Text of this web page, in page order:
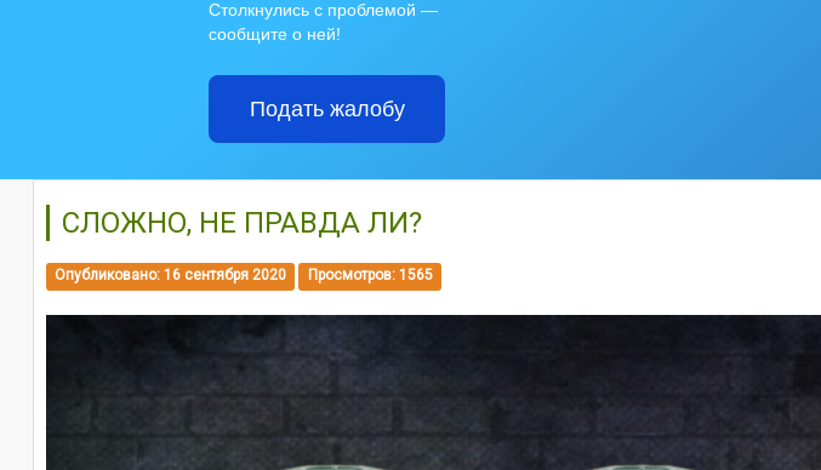
Столкнулись с проблемой —
сообщите о ней!
Подать жалобу
СЛОЖНО, НЕ ПРАВДА ЛИ?
Опубликовано: 16 сентября 2020 Просмотров: 1565